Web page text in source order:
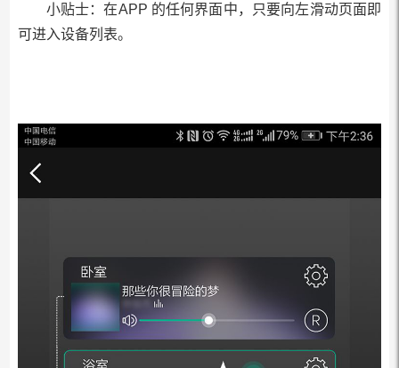
小贴士：在APP 的任何界面中，只要向左滑动页面即
可进入设备列表。